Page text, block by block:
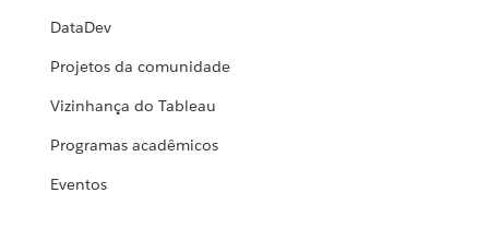
DataDev
Projetos da comunidade
Vizinhança do Tableau
Programas acadêmicos
Eventos